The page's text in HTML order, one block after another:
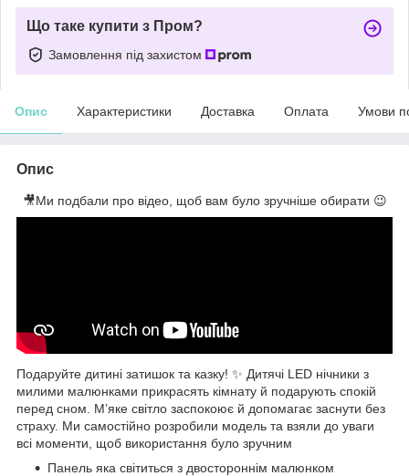
Що таке купити з Пром?
Замовлення під захистом
Опис Характеристики Доставка Оплата Умови
Опис
🎥Ми подбали про відео, щоб вам було зручніше обирати 😉
Подаруйте дитині затишок та казку! ✨ Дитячі LED нічники з
милими малюнками прикрасять кімнату й подарують спокій
перед сном. М’яке світло заспокоює й допомагає заснути без
страху. Ми самостійно розробили модель та взяли до уваги
всі моменти, щоб використання було зручним
Панель яка світиться з двостороннім малюнком